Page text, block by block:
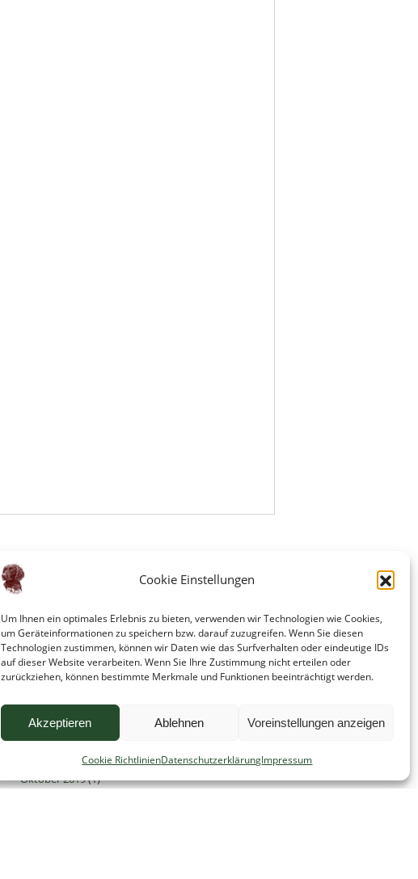
Cookie Einstellungen
Um Ihnen ein optimales Erlebnis zu bieten, verwenden wir Technologien wie Cookies,
um Geräteinformationen zu speichern bzw. darauf zuzugreifen. Wenn Sie diesen
Technologien zustimmen, können wir Daten wie das Surfverhalten oder eindeutige IDs
auf dieser Website verarbeiten. Wenn Sie Ihre Zustimmung nicht erteilen oder
zurückziehen, können bestimmte Merkmale und Funktionen beeinträchtigt werden.
Akzeptieren Ablehnen Voreinstellungen anzeigen
Cookie RichtlinienDatenschutzerklärungImpressum
Juni 2024(1)
Oktober 2023
Oktober 2019(1)